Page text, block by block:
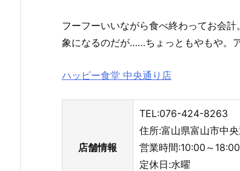
フーフーいいながら食べ終わってお会
象になるのだが……ちょっともやもや。ア
ハッピー食堂 中央通り店
店舗情報
TEL:076-424-8263
住所:富山県富山市中
営業時間:10:00～
定休日:水曜